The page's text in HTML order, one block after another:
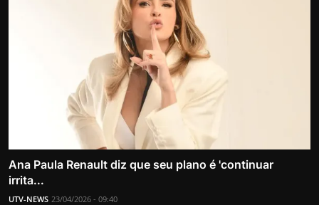
Ana Paula Renault diz que seu plano é 'continuar
irrita...
UTV-NEWS 23/04/2026 - 09:40